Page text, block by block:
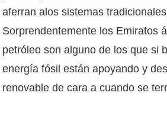
aferran alos sistemas
Sorprendentemente los Emiratos
petróleo son alguno de los que si
energía fósil están apoyando y
renovable de cara a cuando se